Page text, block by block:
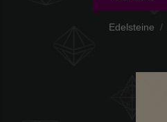
Edelsteine